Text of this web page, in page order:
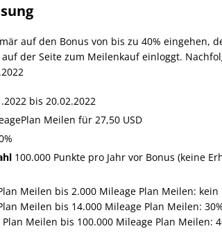
auf den Bonus von bis zu 40%
der Seite zum Meilenkauf einloggt.
bis 20.02.2022
Meilen für 27,50 USD
100.000 Punkte pro Jahr vor Bonus (keine
Meilen bis 2.000 Mileage Plan Meilen: kein
Meilen bis 14.000 Mileage Plan Meilen:
Meilen bis 100.000 Mileage Plan Meilen: